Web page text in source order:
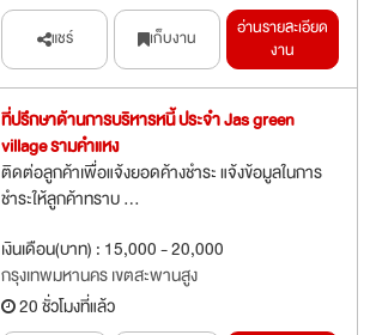
แชร์ เก็บงาน
อ่านรายละเอียด
งาน
ที่ปรึกษาด้านการบริหารหนี้ ประจำ Jas green
village รามคำแหง
ติดต่อลูกค้าเพื่อแจ้งยอดค้างชำระ แจ้งข้อมูลในการ
ชำระให้ลูกค้าทราบ ...
เงินเดือน(บาท) : 15,000 - 20,000
กรุงเทพมหานคร เขตสะพานสูง
20 ชั่วโมงที่แล้ว